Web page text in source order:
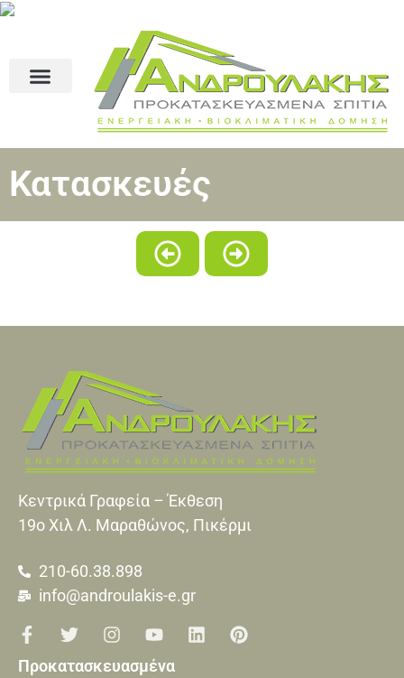
Κατασκευές
Κεντρικά Γραφεία – Έκθεση
19o Xιλ Λ. Μαραθώνος, Πικέρμι
210-60.38.898
info@androulakis-e.gr
Προκατασκευασμένα